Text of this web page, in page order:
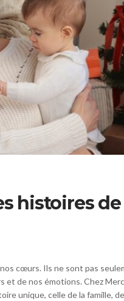
histoires
cœurs. Ils ne sont pas
de nos émotions. Chez
unique, celle de la famille,